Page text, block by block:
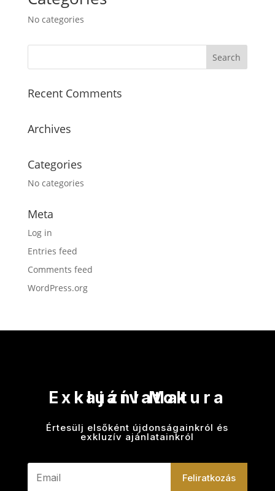
No categories
Recent Comments
Archives
Categories
No categories
Meta
Log in
Entries feed
Comments feed
WordPress.org
Exkluzív Matura ajánlatok
Értesülj elsőként újdonságainkról és
exkluzív ajánlatainkról
Feliratkozás